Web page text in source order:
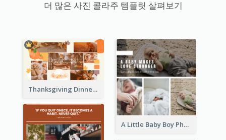
더 많은 사진 콜라주 템플릿 살펴보기
Thanksgiving Dinner Collage
A Little Baby Boy Photo Collage